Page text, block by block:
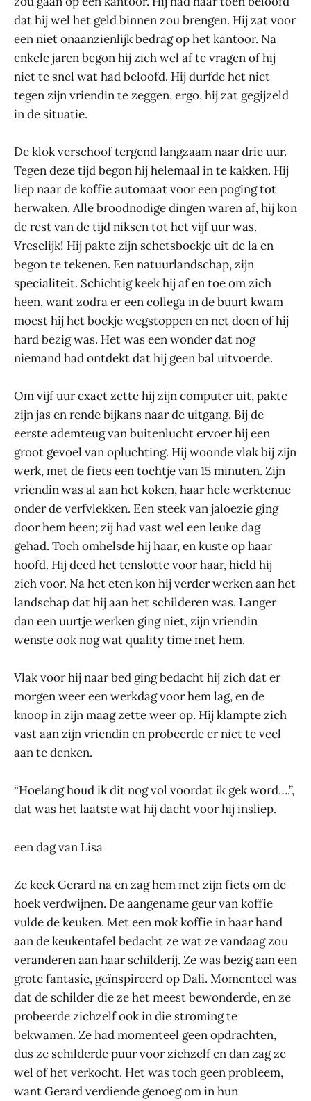
dat hij wel het geld binnen zou brengen. Hij zat voor
een niet onaanzienlijk bedrag op het kantoor. Na
enkele jaren begon hij zich wel af te vragen of hij
niet te snel wat had beloofd. Hij durfde het niet
tegen zijn vriendin te zeggen, ergo, hij zat gegijzeld
in de situatie.
De klok verschoof tergend langzaam naar drie uur.
Tegen deze tijd begon hij helemaal in te kakken. Hij
liep naar de koffie automaat voor een poging tot
herwaken. Alle broodnodige dingen waren af, hij kon
de rest van de tijd niksen tot het vijf uur was.
Vreselijk! Hij pakte zijn schetsboekje uit de la en
begon te tekenen. Een natuurlandschap, zijn
specialiteit. Schichtig keek hij af en toe om zich
heen, want zodra er een collega in de buurt kwam
moest hij het boekje wegstoppen en net doen of hij
hard bezig was. Het was een wonder dat nog
niemand had ontdekt dat hij geen bal uitvoerde.
Om vijf uur exact zette hij zijn computer uit, pakte
zijn jas en rende bijkans naar de uitgang. Bij de
eerste ademteug van buitenlucht ervoer hij een
groot gevoel van opluchting. Hij woonde vlak bij zijn
werk, met de fiets een tochtje van 15 minuten. Zijn
vriendin was al aan het koken, haar hele werktenue
onder de verfvlekken. Een steek van jaloezie ging
door hem heen; zij had vast wel een leuke dag
gehad. Toch omhelsde hij haar, en kuste op haar
hoofd. Hij deed het tenslotte voor haar, hield hij
zich voor. Na het eten kon hij verder werken aan het
landschap dat hij aan het schilderen was. Langer
dan een uurtje werken ging niet, zijn vriendin
wenste ook nog wat quality time met hem.
Vlak voor hij naar bed ging bedacht hij zich dat er
morgen weer een werkdag voor hem lag, en de
knoop in zijn maag zette weer op. Hij klampte zich
vast aan zijn vriendin en probeerde er niet te veel
aan te denken.
“Hoelang houd ik dit nog vol voordat ik gek word….”,
dat was het laatste wat hij dacht voor hij insliep.
een dag van Lisa
Ze keek Gerard na en zag hem met zijn fiets om de
hoek verdwijnen. De aangename geur van koffie
vulde de keuken. Met een mok koffie in haar hand
aan de keukentafel bedacht ze wat ze vandaag zou
veranderen aan haar schilderij. Ze was bezig aan een
grote fantasie, geïnspireerd op Dali. Momenteel was
dat de schilder die ze het meest bewonderde, en ze
probeerde zichzelf ook in die stroming te
bekwamen. Ze had momenteel geen opdrachten,
dus ze schilderde puur voor zichzelf en dan zag ze
wel of het verkocht. Het was toch geen probleem,
want Gerard verdiende genoeg om in hun